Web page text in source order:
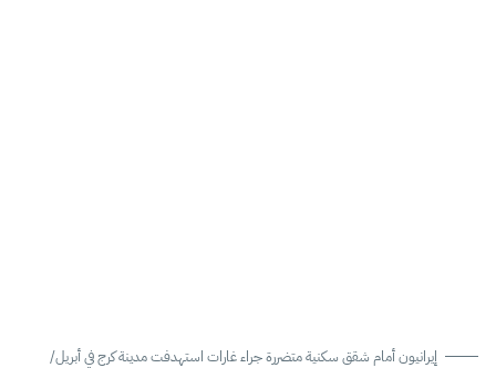
إيرانيون أمام شقق سكنية متضررة جراء غارات استهدفت مدينة كرج في أبريل/